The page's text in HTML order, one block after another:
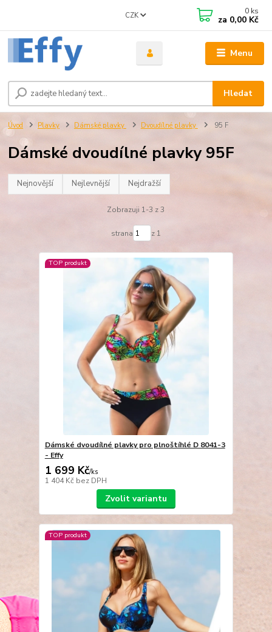
Menu
CZK
Hledat
0 ks
za 0,00 Kč
Úvod Plavky Dámské plavky Dvoudílné plavky 95 F
Dámské dvoudílné plavky 95F
Nejnovější Nejlevnější Nejdražší
Zobrazuji 1-3 z 3
strana z 1
TOP produkt
Dámské dvoudílné plavky pro plnoštíhlé D 8041-3
- Effy
1 699 Kč/ks
1 404 Kč bez DPH
Zvolit variantu
TOP produkt